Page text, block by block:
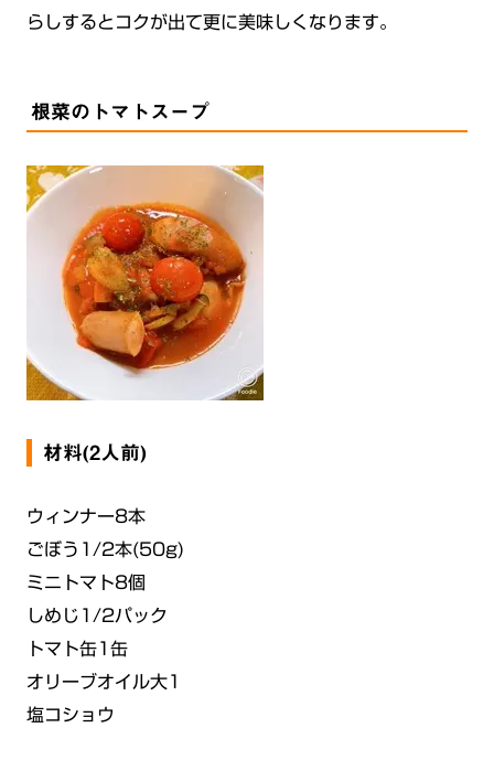
らしするとコクが出て更に美味しくなります。
根菜のトマトスープ
材料(2人前)
ウィンナー8本
ごぼう1/2本(50g)
ミニトマト8個
しめじ1/2パック
トマト缶1缶
オリーブオイル大1
塩コショウ